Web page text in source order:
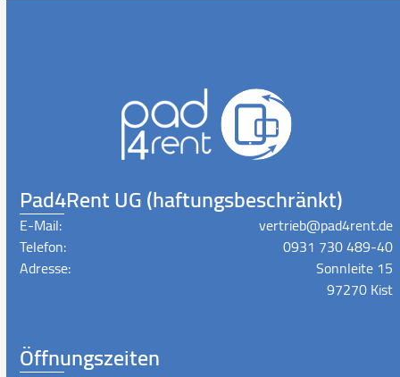
Pad4Rent UG (haftungsbeschränkt)
E-Mail:
vertrieb@pad4rent.de
Telefon:
0931 730 489-40
Adresse:
Sonnleite 15
97270 Kist
Öffnungszeiten